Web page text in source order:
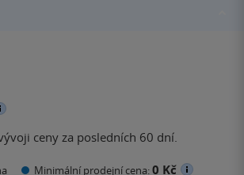
ceny za posledních 60 dní.
Minimální prodejní cena:0 Kč